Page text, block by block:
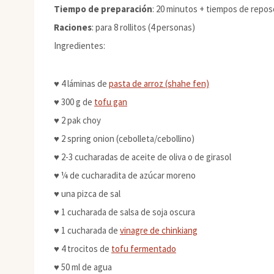
Tiempo de preparación: 20 minutos + tiempos de
Raciones: para 8 rollitos (4 personas)
Ingredientes:
♥ 4 láminas de pasta de arroz (shahe fen)
♥ 300 g de tofu gan
♥ 2 pak choy
♥ 2 spring onion (cebolleta/cebollino)
♥ 2-3 cucharadas de aceite de oliva o de girasol
♥ ¼ de cucharadita de azúcar moreno
♥ una pizca de sal
♥ 1 cucharada de salsa de soja oscura
♥ 1 cucharada de vinagre de chinkiang
♥ 4 trocitos de tofu fermentado
♥ 50 ml de agua